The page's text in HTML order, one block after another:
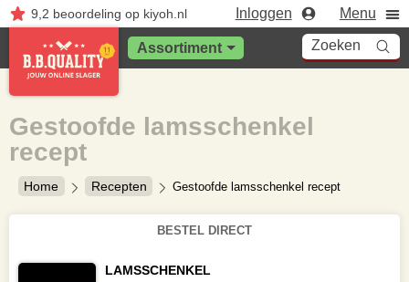
9,2 beoordelingop kiyoh.nl Inloggen Menu
Assortiment Zoeken
Home Recepten Gestoofde lamsschenkel recept
Gestoofde lamsschenkel
recept
BESTEL DIRECT
LAMSSCHENKEL